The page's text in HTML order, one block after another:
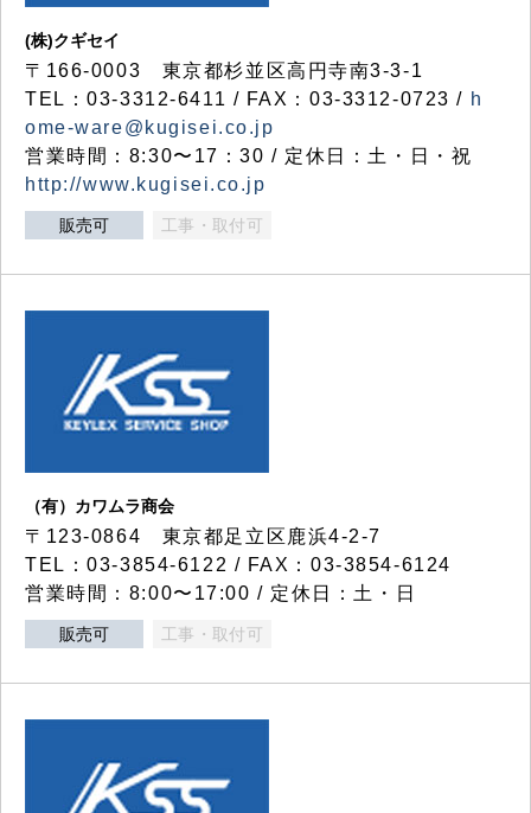
(株)クギセイ
〒166-0003 東京都杉並区高円寺南3-3-1
TEL：03-3312-6411 / FAX：03-3312-0723 / h
ome-ware@kugisei.co.jp
営業時間：8:30〜17：30 / 定休日：土・日・祝
http://www.kugisei.co.jp
販売可 工事・取付可
（有）カワムラ商会
〒123-0864 東京都足立区鹿浜4-2-7
TEL：03-3854-6122 / FAX：03-3854-6124
営業時間：8:00〜17:00 / 定休日：土・日
販売可 工事・取付可